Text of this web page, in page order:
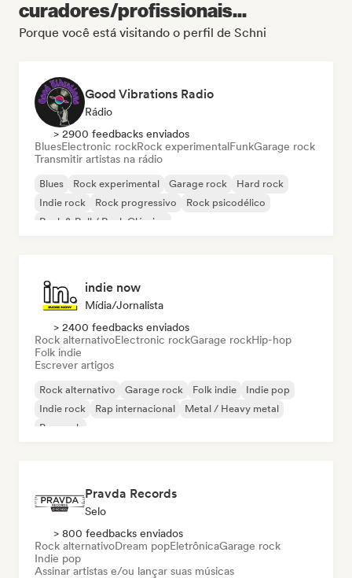
curadores/profissionais...
Porque você está visitando o perfil de Schni
Good Vibrations Radio
Rádio
> 2900 feedbacks enviados
BluesElectronic rockRock experimentalFunkGarage rock
Transmitir artistas na rádio
Blues Rock experimental Garage rock
Hard rock
Indie rock
Rock progressivo
Rock psicodélico
Rock & Roll / Rock Clássico
indie now
Mídia/Jornalista
> 2400 feedbacks enviados
Rock alternativoElectronic rockGarage rockHip-hop
Folk indie
Escrever artigos
Rock alternativo Garage rock Folk indie
Indie pop
Indie rock
Rap internacional
Metal / Heavy metal
Pop rock
Pravda Records
Selo
> 800 feedbacks enviados
Rock alternativoDream popEletrônicaGarage rock
Indie pop
Assinar artistas e/ou lançar suas músicas